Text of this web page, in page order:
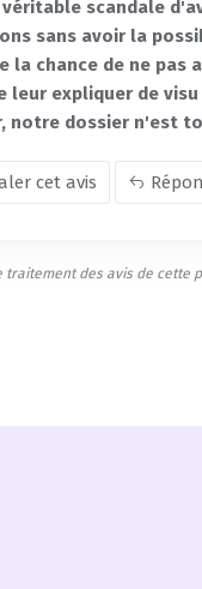
scandale
sans avoir la
la chance de ne pas
leur expliquer de
notre dossier n'est
cet avis
traitement des avis de cette